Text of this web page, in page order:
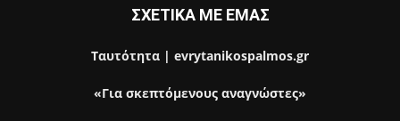
ΣΧΕΤΙΚΑ ΜΕ ΕΜΑΣ
Ταυτότητα | evrytanikospalmos.gr
«Για σκεπτόμενους αναγνώστες»